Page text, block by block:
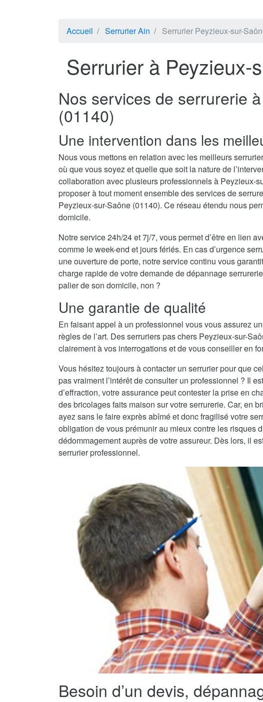
Accueil Serrurier Ain Serrurier Peyzieux-sur-
Serrurier à Peyzieux-
Nos services de serrurerie
(01140)
Une intervention dans les
Nous vous mettons en relation avec les meilleurs
où que vous soyez et quelle que soit la nature de
collaboration avec plusieurs professionnels à Peyzieux-
proposer à tout moment ensemble des services de
Peyzieux-sur-Saône (01140). Ce réseau étendu nous
domicile.
Notre service 24h/24 et 7j/7, vous permet d’être en lien
comme le week-end et jours fériés. En cas d’urgence
une ouverture de porte, notre service continu vous
charge rapide de votre demande de dépannage
palier de son domicile, non ?
Une garantie de qualité
En faisant appel à un professionnel vous vous assurez
règles de l’art. Des serruriers pas chers Peyzieux-sur-
clairement à vos interrogations et de vous conseiller en
Vous hésitez toujours à contacter un serrurier pour que
pas vraiment l’intérêt de consulter un professionnel ? Il
d’effraction, votre assurance peut contester la prise en
des bricolages faits maison sur votre serrurerie. Car, en
ayez sans le faire exprès abîmé et donc fragilisé votre
obligation de vous prémunir au mieux contre les risques
dédommagement auprès de votre assureur. Dès lors, il
serrurier professionnel.
Besoin d’un devis,